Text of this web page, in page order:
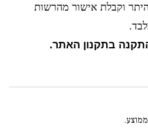
וקבלת אישור מהרשות
בתקנון האתר.